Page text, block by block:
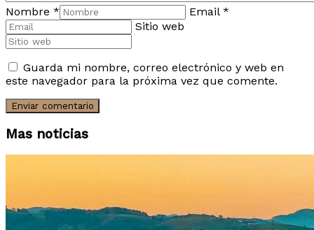
Nombre * Email *
Sitio web
Guarda mi nombre, correo electrónico y web en
este navegador para la próxima vez que comente.
Mas noticias